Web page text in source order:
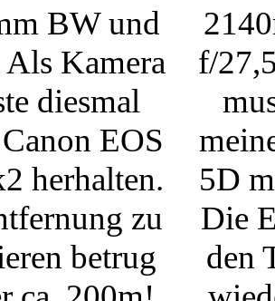
BW und
Kamera
diesmal
EOS
herhalten.
zu
betrug
f/
5D
Die
den